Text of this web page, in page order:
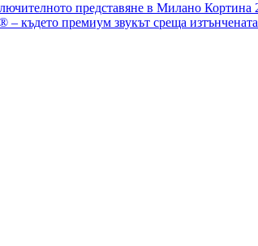
представяне в Милано
където премиум звукът среща изтънчената